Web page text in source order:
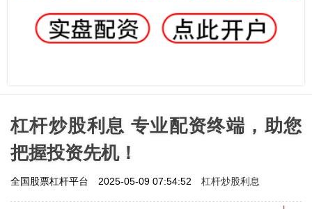
杠杆炒股利息 专业配资终端，助您
把握投资先机！
全国股票杠杆平台 2025-05-09 07:54:52 杠杆炒股利息